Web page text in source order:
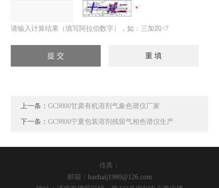
请输入计算结果（填写阿拉伯数字），如：三加四=7
上一条：GC9800甘肃有机溶剂气象色谱仪厂家
下一条：GC9800宁夏包装溶剂残留气相色谱仪生产
传真：
邮箱： hanhaij1980@126.com